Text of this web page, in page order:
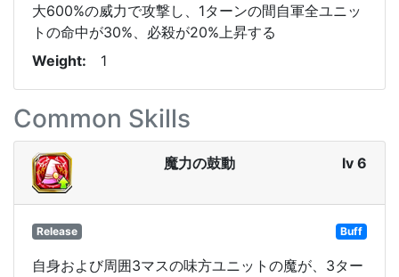
大600%の威力で攻撃し、1ターンの間自軍全ユニッ
トの命中が30%、必殺が20%上昇する
Weight
1
Common Skills
魔力の鼓動 lv 6
Release Buff
自身および周囲3マスの味方ユニットの魔が、3ター